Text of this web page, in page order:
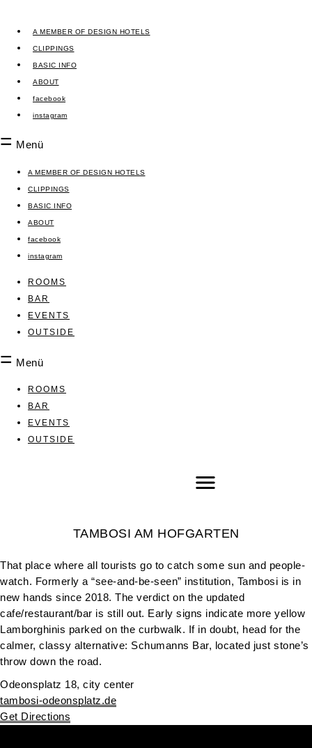
springenA MEMBER OF DESIGN HOTELS
CLIPPINGS
BASIC INFO
ABOUT
facebook
instagram
Menü
A MEMBER OF DESIGN HOTELS
CLIPPINGS
BASIC INFO
ABOUT
facebook
instagram
ROOMS
BAR
EVENTS
OUTSIDE
Menü
ROOMS
BAR
EVENTS
OUTSIDE
TAMBOSI AM HOFGARTEN
That place where all tourists go to catch some sun and people-
watch. Formerly a “see-and-be-seen” institution, Tambosi is in
new hands since 2018. The verdict on the updated
cafe/restaurant/bar is still out. Early signs indicate more yellow
Lamborghinis parked on the curbwalk. If in doubt, head for the
calmer, classy alternative: Schumanns Bar, located just stone’s
throw down the road.
Odeonsplatz 18, city center
tambosi-odeonsplatz.de
Get Directions